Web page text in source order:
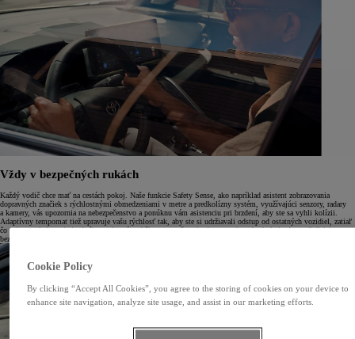
Vždy v bezpečných rukách
Každý vodič chce mať na cestách pokoj. Naše funkcie Safety Sense, ako napríklad asistent zobrazovania
dopravných značiek s rýchlostnými obmedzeniami v metre a predkolízny systém, využívajúci senzory, radary
a kamery, vás upozornia na nebezpečenstvo a ponúknu vám asistenciu pri brzdení, aby ste sa vyhli kolízii.
Adaptívny tempomat tiež upravuje vašu rýchlosť tak, aby ste si udržiavali odstup od ostatných vozidiel, zatiaľ
čo asistent sledovania jazdného pruhu vás udržiava vo vašom jazdnom pruhu, aby bola jazda po diaľnici
bezpečnejšia. Keď ste chránení na každej ceste, každá cesta môže byť pozitívna.
Cookie Policy
By clicking “Accept All Cookies”, you agree to the storing of cookies on your device to
enhance site navigation, analyze site usage, and assist in our marketing efforts.